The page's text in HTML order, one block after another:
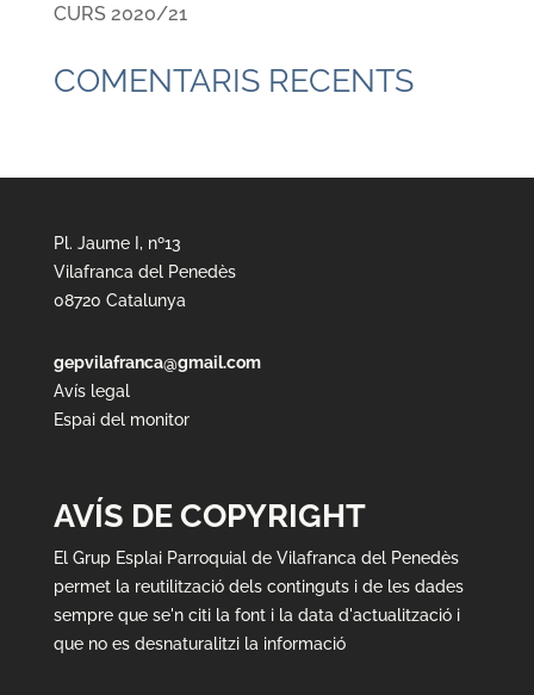
CURS 2020/21
COMENTARIS RECENTS
Pl. Jaume I, nº13
Vilafranca del Penedès
08720 Catalunya
gepvilafranca@gmail.com
Avís legal
Espai del monitor
AVÍS DE COPYRIGHT
El Grup Esplai Parroquial de Vilafranca del Penedès
permet la reutilització dels continguts i de les dades
sempre que se'n citi la font i la data d'actualització i
que no es desnaturalitzi la informació